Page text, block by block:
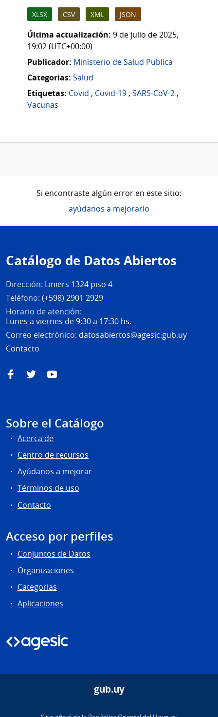
XLSX CSV XML JSON
Última actualización: 9 de julio de 2025,
19:02 (UTC+00:00)
Publicador: Ministerio de Salud Publica
Categorias: Salud
Etiquetas: Covid , Covid-19 , SARS-CoV-2 ,
Vacunas
Si encontraste algún error en este sitio:
ayúdanos a mejorarlo
de
página
Catálogo de Datos Abiertos
Dirección: Liniers 1324 piso 4
Teléfono: (+598) 2901 2929
Horario de atención:
Lunes a viernes de 9:30 a 17:30 hs.
Correo electrónico: datosabiertos@agesic.gub.uy
Contacto
FacebookTwitterYouTube
Sobre el Catálogo
Acerca de
Centro de recursos
Ayúdanos a mejorar
Términos de uso
Contacto
Acceso por perfiles
Conjuntos de Datos
Organizaciones
Categorias
Aplicaciones
gub.uy